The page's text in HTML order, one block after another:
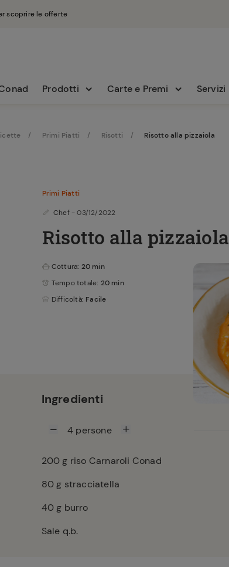
scoprire le offerte
Prodotti Carte e Premi Servizi
Primi Piatti Risotti Risotto alla pizzaiola
Primi Piatti
Chef - 03/12/2022
Risotto alla pizzaiola
Cottura: 20 min
Tempo totale: 20 min
Difficoltà: Facile
Ingredienti
4 persone
200g riso Carnaroli Conad
80g stracciatella
40g burro
Sale q.b.